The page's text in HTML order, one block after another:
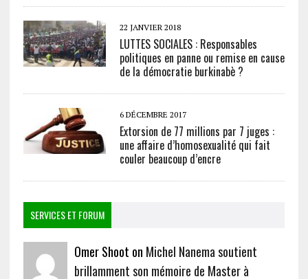
22 JANVIER 2018
LUTTES SOCIALES : Responsables
politiques en panne ou remise en cause
de la démocratie burkinabè ?
6 DÉCEMBRE 2017
Extorsion de 77 millions par 7 juges :
une affaire d’homosexualité qui fait
couler beaucoup d’encre
SERVICES ET FORUM
Omer Shoot on Michel Nanema soutient
brillamment son mémoire de Master à